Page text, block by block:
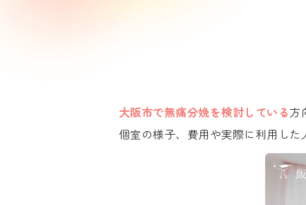
大阪市で無痛分娩を検討している方
個室の様子、費用や実際に利用した